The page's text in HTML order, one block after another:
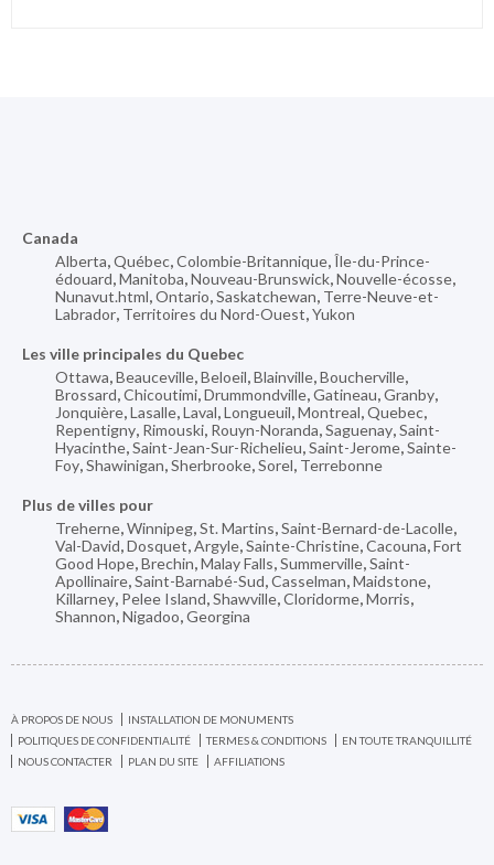
Canada
Alberta,Québec,Colombie-Britannique,Île-du-Prince-
édouard,Manitoba,Nouveau-Brunswick,Nouvelle-écosse,
Nunavut.html,Ontario,Saskatchewan, Terre-Neuve-et-
Labrador, Territoires du Nord-Ouest,Yukon
Les ville principales du Quebec
Ottawa,Beauceville,Beloeil,Blainville,Boucherville,
Brossard,Chicoutimi,Drummondville,Gatineau,Granby,
Jonquière,Lasalle,Laval,Longueuil,Montreal,Quebec,
Repentigny, Rimouski, Rouyn-Noranda,Saguenay,Saint-
Hyacinthe,Saint-Jean-Sur-Richelieu,Saint-Jerome,Sainte-
Foy,Shawinigan,Sherbrooke,Sorel, Terrebonne
Plus de villes pour
Treherne,Winnipeg,St. Martins,Saint-Bernard-de-Lacolle,
Val-David,Dosquet,Argyle,Sainte-Christine,Cacouna,Fort
Good Hope,Brechin,Malay Falls,Summerville,Saint-
Apollinaire,Saint-Barnabé-Sud,Casselman,Maidstone,
Killarney, Pelee Island,Shawville,Cloridorme,Morris,
Shannon,Nigadoo,Georgina
À PROPOS DE NOUS
INSTALLATION DE MONUMENTS
POLITIQUES DE CONFIDENTIALITÉ
TERMES & CONDITIONS
EN TOUTE TRANQUILLITÉ
NOUS CONTACTER
PLAN DU SITE AFFILIATIONS